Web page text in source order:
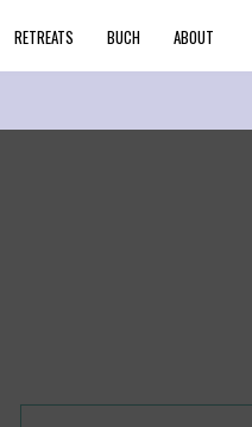
RETREATS BUCH ABOUT